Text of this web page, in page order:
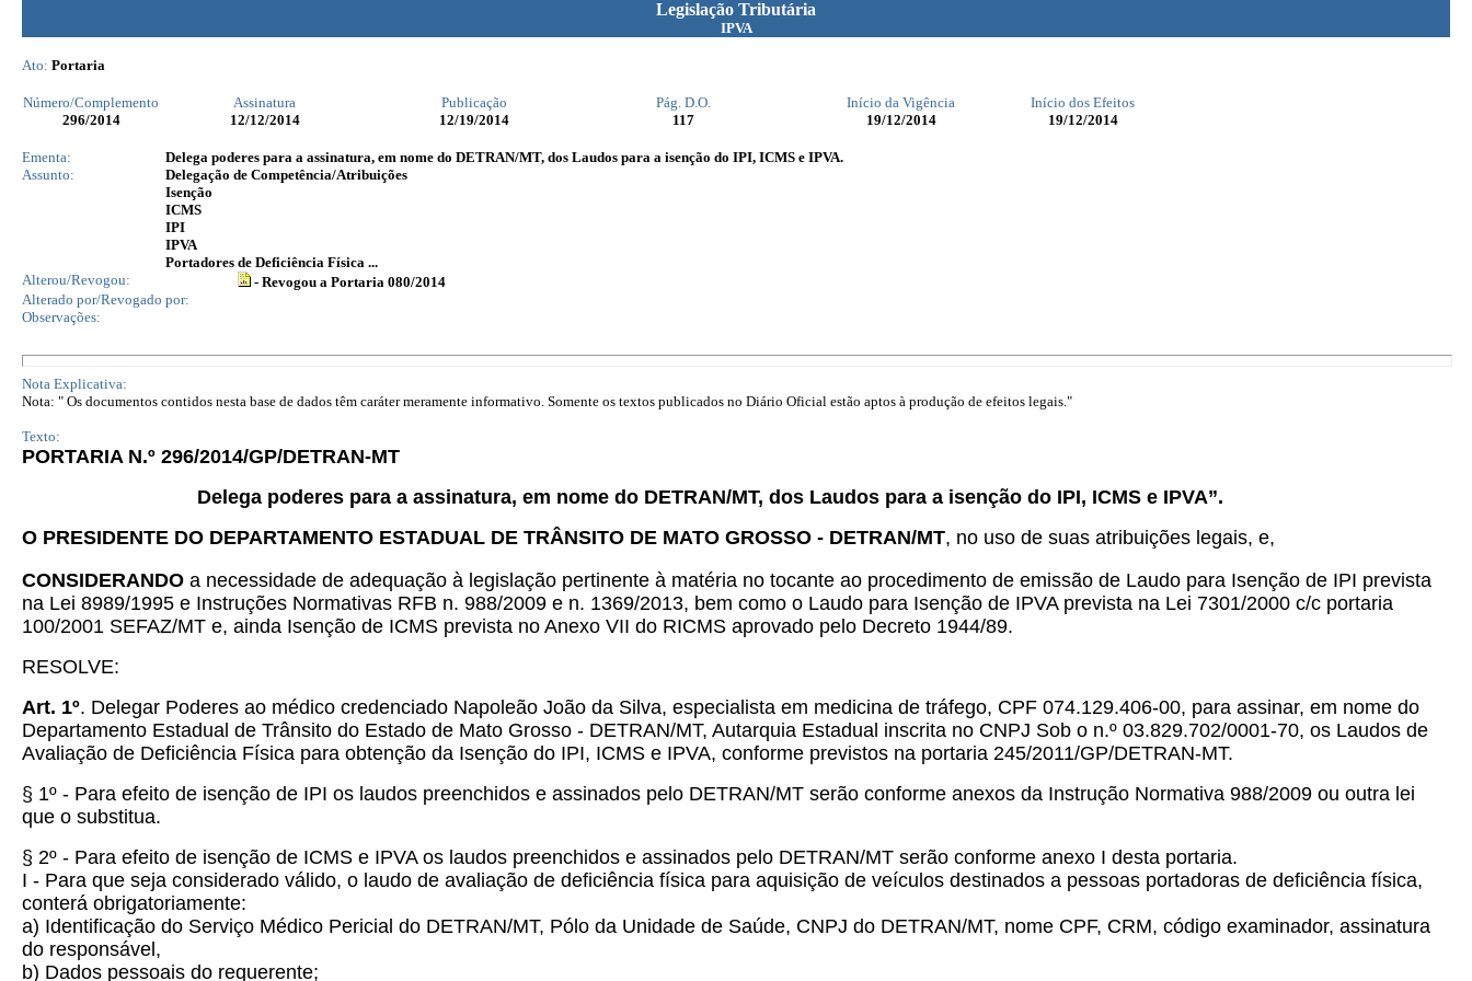
Legislação Tributária
IPVA
Ato: Portaria
Número/Complemento Assinatura Publicação Pág. D.O. Início da Vigência
Início dos Efeitos
296/2014 12/12/2014 12/19/2014 117 19/12/2014 19/12/2014
Ementa:
Delega poderes para a assinatura, em nome do DETRAN/MT, dos Laudos para a isenção do IPI, ICMS e IPVA.
Assunto:
Delegação de Competência/Atribuições
Isenção
ICMS
IPI
IPVA
Portadores de Deficiência Física ...
Alterou/Revogou:
- Revogou a Portaria 080/2014
Alterado por/Revogado por:
Observações:
Nota Explicativa:
Nota: " Os documentos contidos nesta base de dados têm caráter meramente informativo. Somente os textos publicados no Diário Oficial estão aptos à produção de efeitos legais."
Texto:
PORTARIA N.º 296/2014/GP/DETRAN-MT
Delega poderes para a assinatura, em nome do DETRAN/MT, dos Laudos para a isenção do IPI, ICMS e IPVA”.
O PRESIDENTE DO DEPARTAMENTO ESTADUAL DE TRÂNSITO DE MATO GROSSO - DETRAN/MT, no uso de suas atribuições legais, e,
CONSIDERANDO a necessidade de adequação à legislação pertinente à matéria no tocante ao procedimento de emissão de Laudo para Isenção de IPI prevista
na Lei 8989/1995 e Instruções Normativas RFB n. 988/2009 e n. 1369/2013, bem como o Laudo para Isenção de IPVA prevista na Lei 7301/2000 c/c portaria
100/2001 SEFAZ/MT e, ainda Isenção de ICMS prevista no Anexo VII do RICMS aprovado pelo Decreto 1944/89.
RESOLVE:
Art. 1º. Delegar Poderes ao médico credenciado Napoleão João da Silva, especialista em medicina de tráfego, CPF 074.129.406-00, para assinar, em nome do
Departamento Estadual de Trânsito do Estado de Mato Grosso - DETRAN/MT, Autarquia Estadual inscrita no CNPJ Sob o n.º 03.829.702/0001-70, os Laudos de
Avaliação de Deficiência Física para obtenção da Isenção do IPI, ICMS e IPVA, conforme previstos na portaria 245/2011/GP/DETRAN-MT.
§ 1º - Para efeito de isenção de IPI os laudos preenchidos e assinados pelo DETRAN/MT serão conforme anexos da Instrução Normativa 988/2009 ou outra lei
que o substitua.
§ 2º - Para efeito de isenção de ICMS e IPVA os laudos preenchidos e assinados pelo DETRAN/MT serão conforme anexo I desta portaria.
I - Para que seja considerado válido, o laudo de avaliação de deficiência física para aquisição de veículos destinados a pessoas portadoras de deficiência física,
conterá obrigatoriamente:
a) Identificação do Serviço Médico Pericial do DETRAN/MT, Pólo da Unidade de Saúde, CNPJ do DETRAN/MT, nome CPF, CRM, código examinador, assinatura
do responsável,
b) Dados pessoais do requerente;